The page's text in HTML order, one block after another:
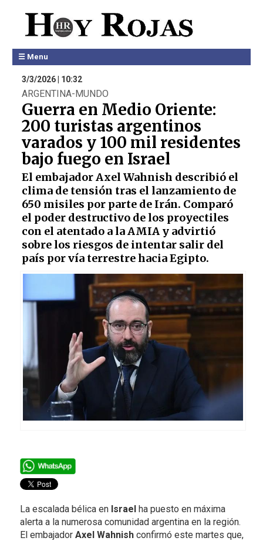
☰ Menu
3/3/2026 | 10:32
ARGENTINA-MUNDO
Guerra en Medio Oriente:
200 turistas argentinos
varados y 100 mil residentes
bajo fuego en Israel
El embajador Axel Wahnish describió el
clima de tensión tras el lanzamiento de
650 misiles por parte de Irán. Comparó
el poder destructivo de los proyectiles
con el atentado a la AMIA y advirtió
sobre los riesgos de intentar salir del
país por vía terrestre hacia Egipto.
La escalada bélica en Israelha puesto en máxima
alerta a la numerosa comunidad argentina en la región.
El embajador Axel Wahnishconfirmó este martes que,